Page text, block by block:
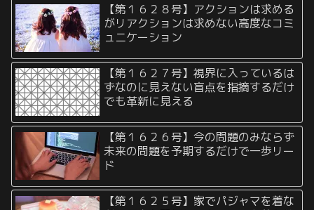
【第１６２８号】アクションは求める
がリアクションは求めない高度なコミ
ュニケーション
【第１６２７号】視界に入っているは
ずなのに見えない盲点を指摘するだけ
でも革新に見える
【第１６２６号】今の問題のみならず
未来の問題を予期するだけで一歩リー
ド
【第１６２５号】家でパジャマを着な